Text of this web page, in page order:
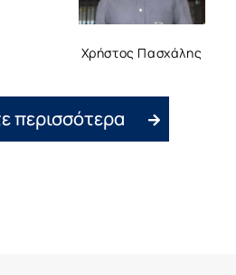
Χρήστος Πασχάλης
περισσότερα